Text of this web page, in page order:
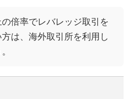
倍率でレバレッジ取引を
は、海外取引所を利用し